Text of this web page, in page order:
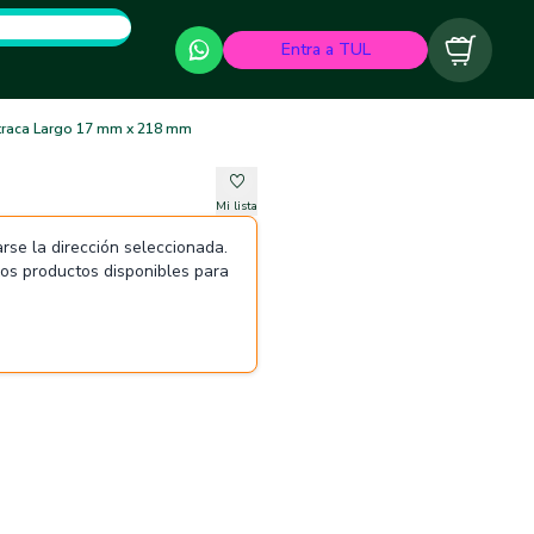
Entra a TUL Carrito
Largo 17 mm x 218 mm
Mi lista
la dirección seleccionada.
productos disponibles para